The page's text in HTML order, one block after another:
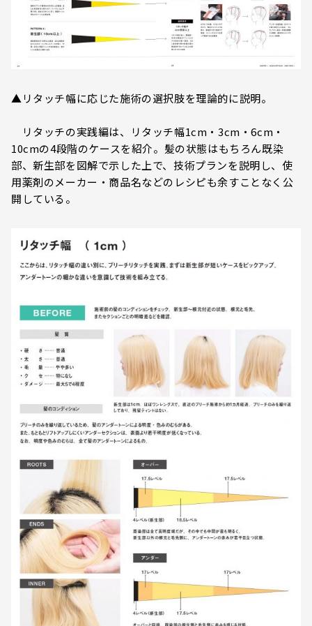
▲リタッチ幅に応じた施術の選択肢を理論的に説明。
リタッチの実践編は、リタッチ幅1cm・3cm・6cm・
10cmの4段階のケースを紹介。髪の状態はもちろん既染
部、新生部を図解で示した上で、技術プランを説明し、使
用薬剤のメーカー・商品名などのレシピも余すことなく公
開している。